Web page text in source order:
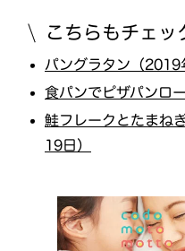
こちらもチェッ
パングラタン（2019
食パンでピザパンロ
鮭フレークとたまね
19日）